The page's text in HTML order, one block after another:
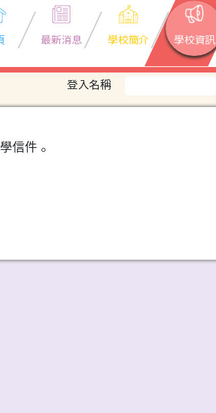
最新消息 學校簡介 學校資訊
登入名稱
信件。